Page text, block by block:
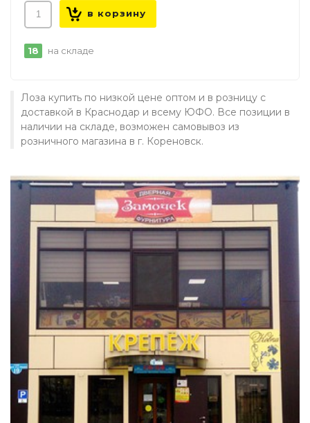
18 на складе
Лоза купить по низкой цене оптом и в розницу с
доставкой в Краснодар и всему ЮФО. Все позиции в
наличии на складе, возможен самовывоз из
розничного магазина в г. Кореновск.